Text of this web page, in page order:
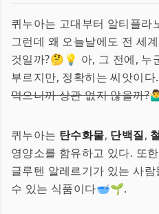
퀴누아는 고대부터 알티플라
그런데 왜 오늘날에도 전 세
것일까?🤔💡 아, 그 전에, 누
부르지만, 정확히는 씨앗이
먹으니까 상관 없지 않을까?
퀴누아는 탄수화물, 단백질,
영양소를 함유하고 있다. 또
글루텐 알레르기가 있는 사
수 있는 식품이다🥣🌱.